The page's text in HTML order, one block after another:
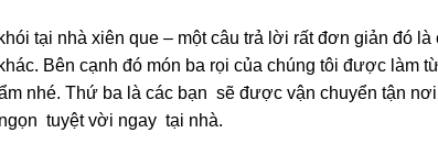
tại nhà xiên que – một câu trả lời rất đơn giản đó
Bên cạnh đó món ba rọi của chúng tôi được làm
nhé. Thứ ba là các bạn sẽ được vận chuyển tận
tuyệt vời ngay tại nhà.